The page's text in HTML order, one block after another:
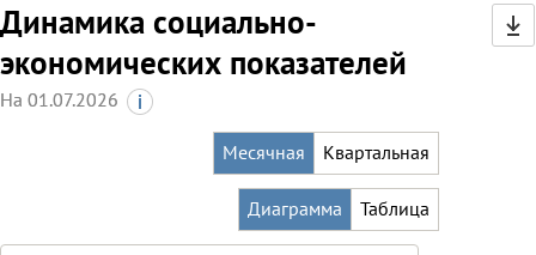
Динамика социально-
экономических показателей
На 01.07.2026
Месячная Квартальная
Диаграмма Таблица